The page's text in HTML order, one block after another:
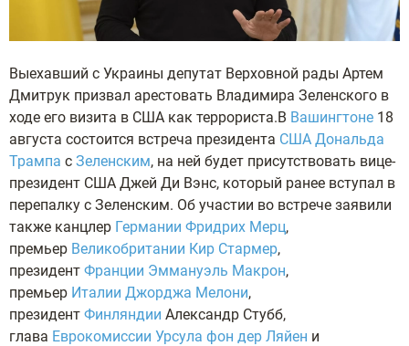
Выехавший с Украины депутат Верховной рады Артем
Дмитрук призвал арестовать Владимира Зеленского в
ходе его визита в США как террориста.В Вашингтоне 18
августа состоится встреча президента США Дональда
Трампа с Зеленским, на ней будет присутствовать вице-
президент США Джей Ди Вэнс, который ранее вступал в
перепалку с Зеленским. Об участии во встрече заявили
также канцлер Германии Фридрих Мерц,
премьер Великобритании Кир Стармер,
президент Франции Эммануэль Макрон,
премьер Италии Джорджа Мелони,
президент Финляндии Александр Стубб,
глава Еврокомиссии Урсула фон дер Ляйен и